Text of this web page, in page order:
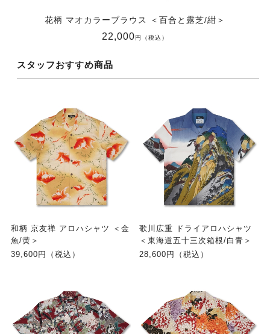
花柄 マオカラーブラウス ＜百合と露芝/紺＞
22,000円（税込）
スタッフおすすめ商品
和柄 京友禅 アロハシャツ ＜金
魚/黄＞
39,600円（税込）
歌川広重 ドライアロハシャツ
＜東海道五十三次箱根/白青＞
28,600円（税込）